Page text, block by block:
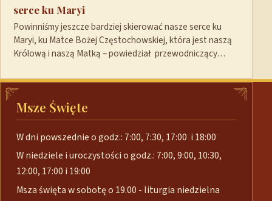
serce ku Maryi
Powinniśmy jeszcze bardziej skierować nasze serce ku
Maryi, ku Matce Bożej Częstochowskiej, która jest naszą
Królową i naszą Matką – powiedział przewodniczący…
Msze Święte
W dni powszednie o godz.: 7:00, 7:30, 17:00 i 18:00
W niedziele i uroczystości o godz.: 7:00, 9:00, 10:30,
12:00, 17:00 i 19:00
Msza święta w sobotę o 19.00 - liturgia niedzielna